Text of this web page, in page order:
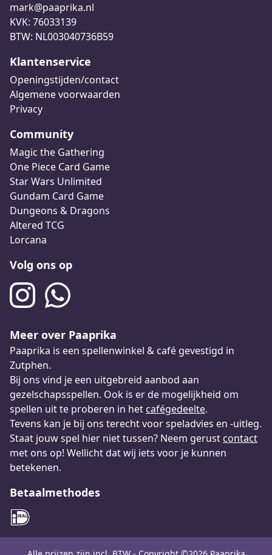
mark@paaprika.nl
KVK: 76033139
BTW: NL003040736B59
Klantenservice
Openingstijden/contact
Algemene voorwaarden
Privacy
Community
Magic the Gathering
One Piece Card Game
Star Wars Unlimited
Gundam Card Game
Dungeons & Dragons
Altered TCG
Lorcana
Volg ons op
Meer over Paaprika
Paaprika is een spellenwinkel & café gevestigd in
Zutphen.
Bij ons vind je een uitgebreid aanbod aan
gezelschapsspellen. Ook is er de mogelijkheid om
spellen uit te proberen in het cafégedeelte.
Tevens kan je bij ons terecht voor speladvies en -uitleg.
Staat jouw spel hier niet tussen? Neem gerust contact
met ons op! Wellicht dat wij iets voor je kunnen
betekenen.
Betaalmethodes